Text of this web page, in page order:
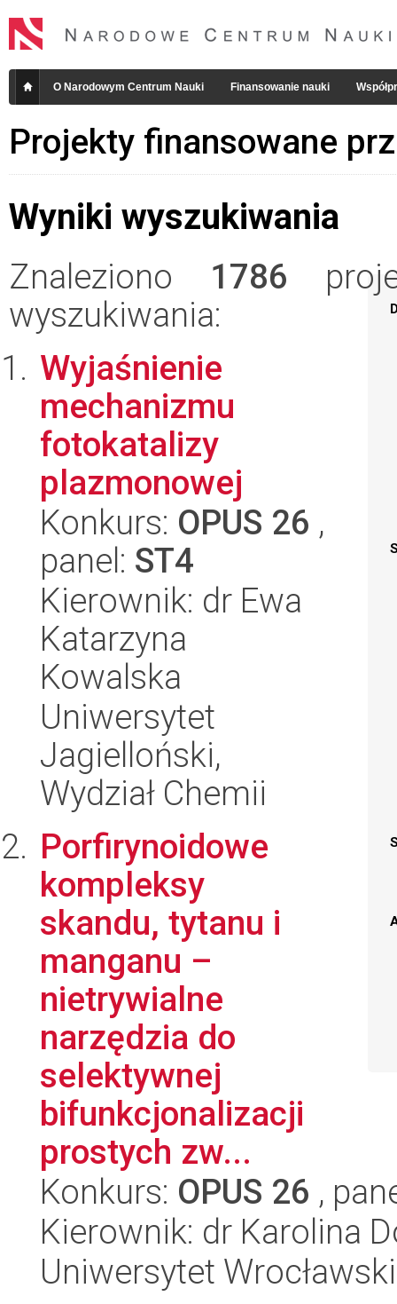
O Narodowym Centrum Nauki Finansowanie nauki
Projekty finansowane
Wyniki wyszukiwania
Znaleziono 1786
wyszukiwania:
Wyjaśnienie
mechanizmu
fotokatalizy
plazmonowej
Konkurs: OPUS 26 ,
panel: ST4
Kierownik: dr Ewa
Katarzyna
Kowalska
Uniwersytet
Jagielloński,
Wydział Chemii
Porfirynoidowe
kompleksy
skandu, tytanu i
manganu –
nietrywialne
narzędzia do
selektywnej
bifunkcjonalizacji
prostych zw...
Konkurs: OPUS 26 ,
Kierownik: dr Karolina
Uniwersytet